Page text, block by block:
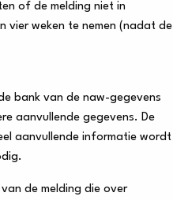
of de melding niet in
vier weken te nemen (nadat de
bank van de naw-gegevens
aanvullende gegevens. De
aanvullende informatie wordt
de melding die over